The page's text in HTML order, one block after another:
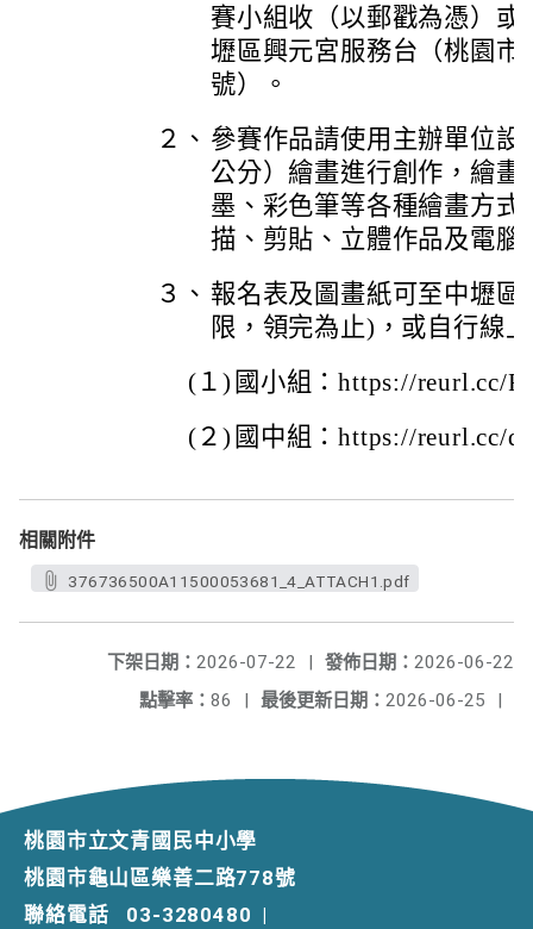
賽小組收（以郵戳為憑）
壢區興元宮服務台（桃園市
號）。
２、 參賽作品請使用主辦單位
公分）繪畫進行創作，繪
墨、彩色筆等各種繪畫方
描、剪貼、立體作品及電腦
３、 報名表及圖畫紙可至中壢
限，領完為止)，或自行線
(１) 國小組：https://reurl.cc/
(２) 國中組：https://reurl.cc/
相關附件
376736500A11500053681_4_ATTACH1.pdf
發佈日期： 2026-06-22
下架日期： 2026-07-22
|
最後更新日期： 2026-06-25 |
點擊率： 86 |
桃園市立文青國民中小學
桃園市龜山區樂善二路778號
聯絡電話
03-3280480 |